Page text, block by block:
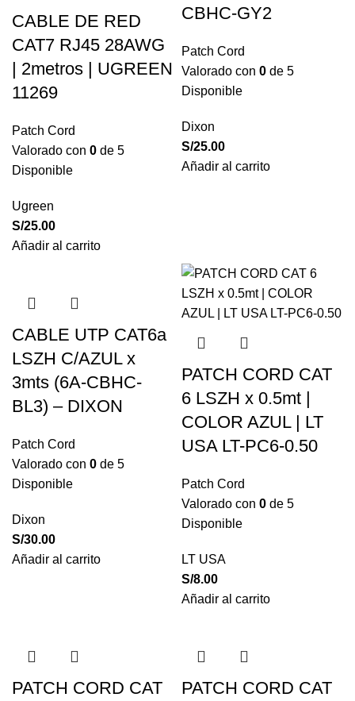
CABLE DE RED
CAT7 RJ45 28AWG
| 2metros | UGREEN
11269
Patch Cord
Valorado con 0 de 5
Disponible
Ugreen
S/25.00
Añadir al carrito
CBHC-GY2
Patch Cord
Valorado con 0 de 5
Disponible
Dixon
S/25.00
Añadir al carrito
CABLE UTP CAT6a
LSZH C/AZUL x
3mts (6A-CBHC-
BL3) – DIXON
Patch Cord
Valorado con 0 de 5
Disponible
Dixon
S/30.00
Añadir al carrito
PATCH CORD CAT
6 LSZH x 0.5mt |
COLOR AZUL | LT
USA LT-PC6-0.50
Patch Cord
Valorado con 0 de 5
Disponible
LT USA
S/8.00
Añadir al carrito
PATCH CORD CAT
PATCH CORD CAT